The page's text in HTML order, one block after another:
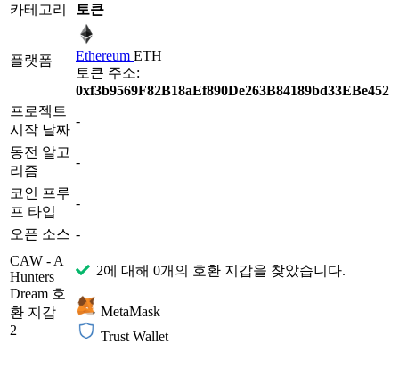
카테고리
토큰
플랫폼 Ethereum ETH
토큰 주소:
0xf3b9569F82B18aEf890De263B84189bd33EBe452
프로젝트
시작 날짜
-
동전 알고
리즘
-
코인 프루
프 타입
-
오픈 소스 -
CAW - A
Hunters
Dream 호
환 지갑
2
2에 대해 0개의 호환 지갑을 찾았습니다.
MetaMask
Trust Wallet